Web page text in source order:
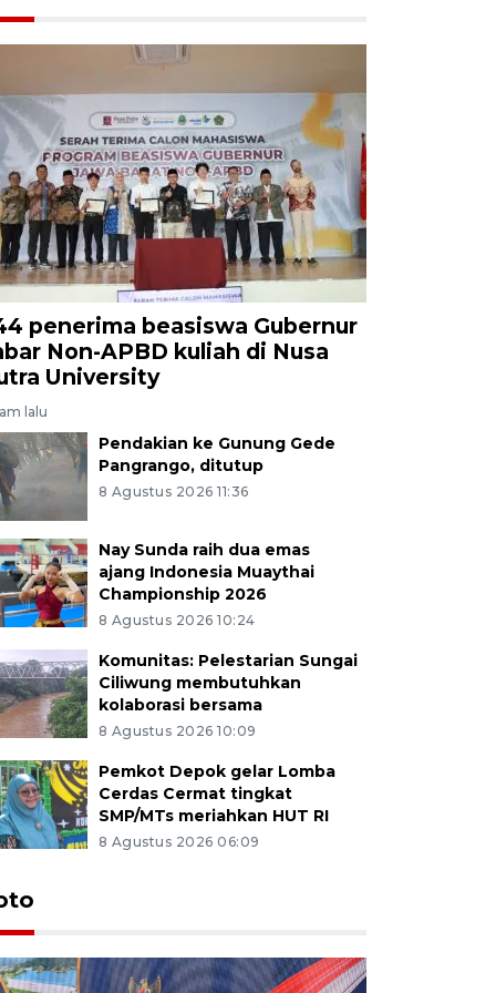
penerima beasiswa Gubernur
Non-APBD kuliah di Nusa
University
lalu
Pendakian ke Gunung Gede
Pangrango, ditutup
8 Agustus 2026 11:36
Nay Sunda raih dua emas
ajang Indonesia Muaythai
Championship 2026
8 Agustus 2026 10:24
Komunitas: Pelestarian Sungai
Ciliwung membutuhkan
kolaborasi bersama
8 Agustus 2026 10:09
Pemkot Depok gelar Lomba
Cerdas Cermat tingkat
SMP/MTs meriahkan HUT RI
8 Agustus 2026 06:09